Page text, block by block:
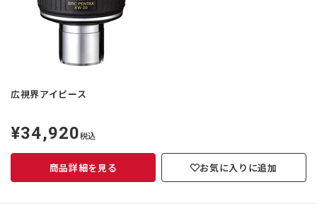
広視界アイピース
定
価
¥34,920税込
商品詳細を見る お気に入りに追加